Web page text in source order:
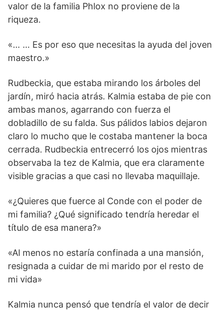
valor de la familia Phlox no proviene de la
riqueza.
«… … Es por eso que necesitas la ayuda del joven
maestro.»
Rudbeckia, que estaba mirando los árboles del
jardín, miró hacia atrás. Kalmia estaba de pie con
ambas manos, agarrando con fuerza el
dobladillo de su falda. Sus pálidos labios dejaron
claro lo mucho que le costaba mantener la boca
cerrada. Rudbeckia entrecerró los ojos mientras
observaba la tez de Kalmia, que era claramente
visible gracias a que casi no llevaba maquillaje.
«¿Quieres que fuerce al Conde con el poder de
mi familia? ¿Qué significado tendría heredar el
título de esa manera?»
«Al menos no estaría confinada a una mansión,
resignada a cuidar de mi marido por el resto de
mi vida»
Kalmia nunca pensó que tendría el valor de decir